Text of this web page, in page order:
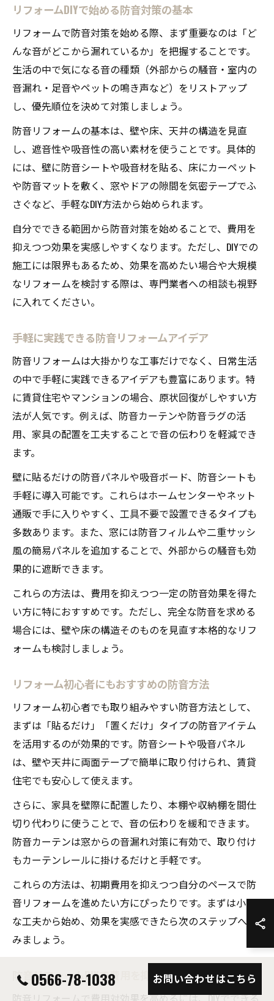
リフォームDIYで始める防音対策の基本
リフォームで防音対策を始める際、まず重要なのは「ど
んな音がどこから漏れているか」を把握することです。
生活の中で気になる音の種類（外部からの騒音・室内の
音漏れ・足音やペットの鳴き声など）をリストアップ
し、優先順位を決めて対策しましょう。
防音リフォームの基本は、壁や床、天井の構造を見直
し、遮音性や吸音性の高い素材を使うことです。具体的
には、壁に防音シートや吸音材を貼る、床にカーペット
や防音マットを敷く、窓やドアの隙間を気密テープでふ
さぐなど、手軽なDIY方法から始められます。
自分でできる範囲から防音対策を始めることで、費用を
抑えつつ効果を実感しやすくなります。ただし、DIYでの
施工には限界もあるため、効果を高めたい場合や大規模
なリフォームを検討する際は、専門業者への相談も視野
に入れてください。
手軽に実践できる防音リフォームアイデア
防音リフォームは大掛かりな工事だけでなく、日常生活
の中で手軽に実践できるアイデアも豊富にあります。特
に賃貸住宅やマンションの場合、原状回復がしやすい方
法が人気です。例えば、防音カーテンや防音ラグの活
用、家具の配置を工夫することで音の伝わりを軽減でき
ます。
壁に貼るだけの防音パネルや吸音ボード、防音シートも
手軽に導入可能です。これらはホームセンターやネット
通販で手に入りやすく、工具不要で設置できるタイプも
多数あります。また、窓には防音フィルムや二重サッシ
風の簡易パネルを追加することで、外部からの騒音も効
果的に遮断できます。
これらの方法は、費用を抑えつつ一定の防音効果を得た
い方に特におすすめです。ただし、完全な防音を求める
場合には、壁や床の構造そのものを見直す本格的なリフ
ォームも検討しましょう。
リフォーム初心者にもおすすめの防音方法
リフォーム初心者でも取り組みやすい防音方法として、
まずは「貼るだけ」「置くだけ」タイプの防音アイテム
を活用するのが効果的です。防音シートや吸音パネル
は、壁や天井に両面テープで簡単に取り付けられ、賃貸
住宅でも安心して使えます。
さらに、家具を壁際に配置したり、本棚や収納棚を間仕
切り代わりに使うことで、音の伝わりを緩和できます。
防音カーテンは窓からの音漏れ対策に有効で、取り付け
もカーテンレールに掛けるだけと手軽です。
これらの方法は、初期費用を抑えつつ自分のペースで防
音リフォームを進めたい方にぴったりです。まずは小さ
な工夫から始め、効果を実感できたら次のステップへ進
みましょう。
防音リフォームDIYで費用を抑えるコツ
防音リフォームで費用対効果を高めるには、DIYでできる
0566-78-1038 お問い合わせはこちら